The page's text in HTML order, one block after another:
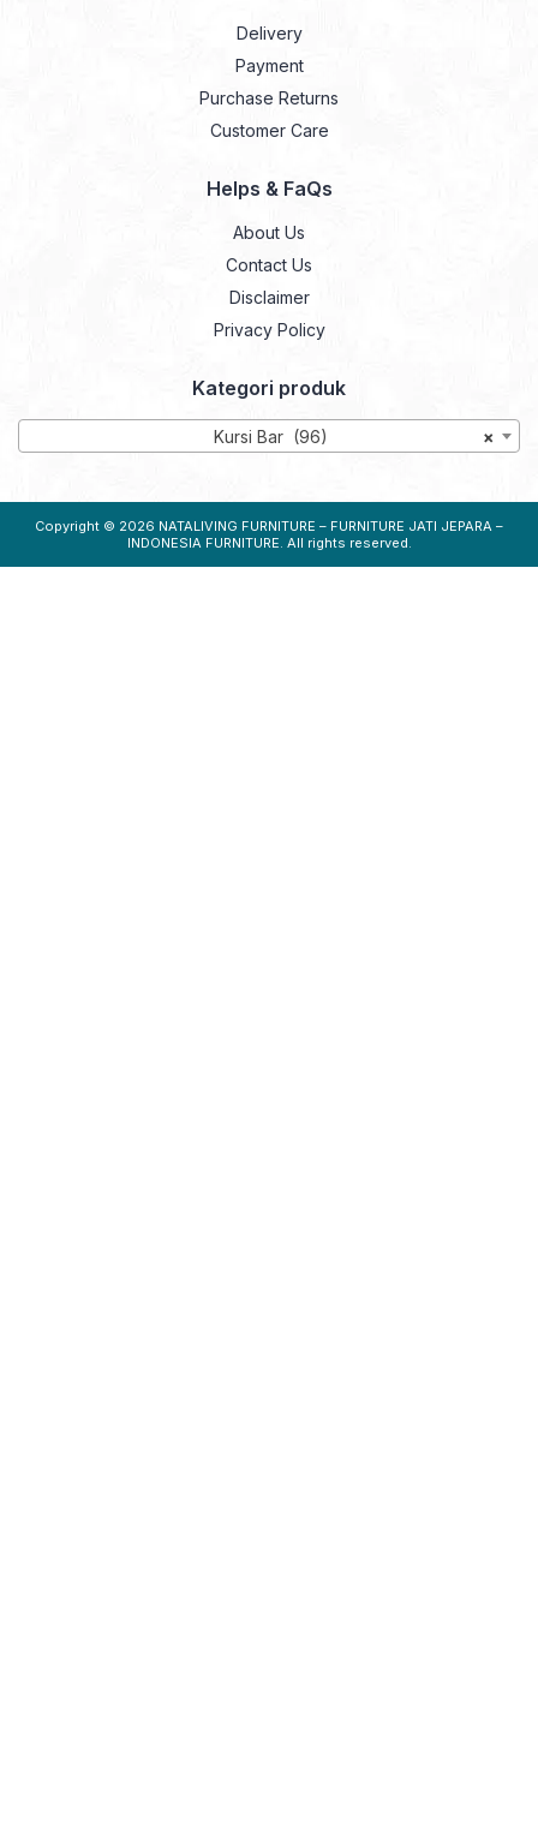
Delivery
Payment
Purchase Returns
Customer Care
Helps & FaQs
About Us
Contact Us
Disclaimer
Privacy Policy
Kategori produk
×
Kursi Bar (96)
Copyright © 2026 NATALIVING FURNITURE – FURNITURE JATI JEPARA –
INDONESIA FURNITURE. All rights reserved.